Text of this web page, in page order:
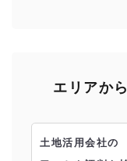
エリアか
土地活用会社の